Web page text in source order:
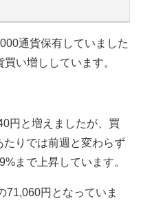
通貨保有していました
い増ししています。
円と増えましたが、買
りでは前週と変わらず
まで上昇しています。
71,060円となっていま